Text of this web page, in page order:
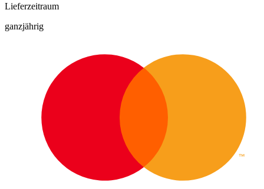
Lieferzeitraum
ganzjährig